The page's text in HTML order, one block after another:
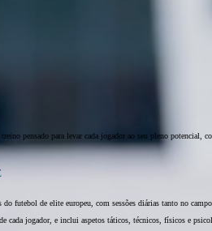
pensado para levar cada jogador ao seu pleno
futebol de elite europeu, com sessões diárias tanto no
cada jogador, e inclui aspetos táticos, técnicos, físicos e